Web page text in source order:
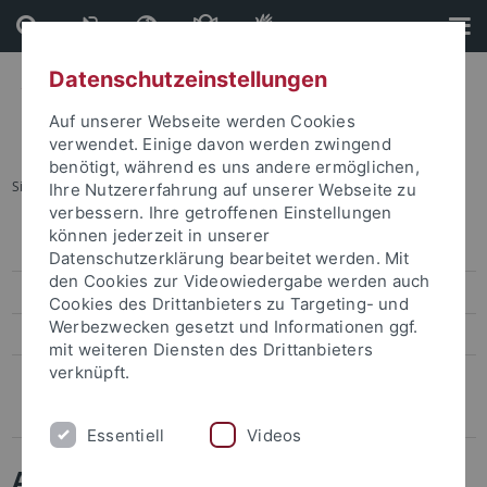
Direkt
zum
Inhalt
Direkt
zur
Fußleiste
Sie sind hier: Startseite ... Kommissionen
Universitätsleitung
Senat
Universitätsrat
Kommissionen
Datenschutzeinstellungen
Auf unserer Webseite werden Cookies
verwendet. Einige davon werden zwingend
benötigt, während es uns andere ermöglichen,
Ihre Nutzererfahrung auf unserer Webseite zu
verbessern. Ihre getroffenen Einstellungen
können jederzeit in unserer
Datenschutzerklärung bearbeitet werden. Mit
den Cookies zur Videowiedergabe werden auch
Cookies des Drittanbieters zu Targeting- und
Werbezwecken gesetzt und Informationen ggf.
mit weiteren Diensten des Drittanbieters
verknüpft.
Essentiell Videos